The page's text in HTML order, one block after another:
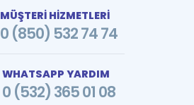
MÜŞTERİ HİZMETLERİ
0 (850) 532 74 74
WHATSAPP YARDIM
0 (532) 365 01 08